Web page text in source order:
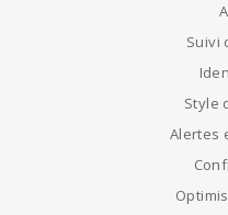
Suivi
Style
Alertes